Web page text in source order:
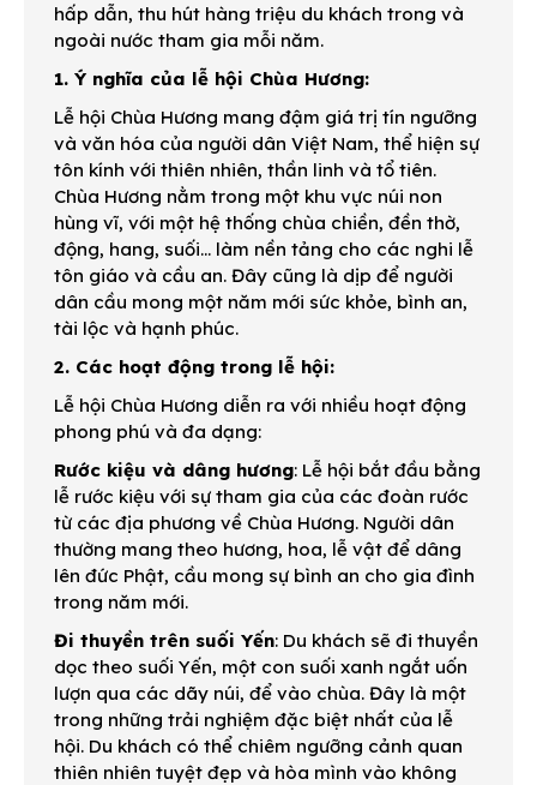
hấp dẫn, thu hút hàng triệu du khách trong và
ngoài nước tham gia mỗi năm.
1. Ý nghĩa của lễ hội Chùa Hương:
Lễ hội Chùa Hương mang đậm giá trị tín ngưỡng
và văn hóa của người dân Việt Nam, thể hiện sự
tôn kính với thiên nhiên, thần linh và tổ tiên.
Chùa Hương nằm trong một khu vực núi non
hùng vĩ, với một hệ thống chùa chiền, đền thờ,
động, hang, suối... làm nền tảng cho các nghi lễ
tôn giáo và cầu an. Đây cũng là dịp để người
dân cầu mong một năm mới sức khỏe, bình an,
tài lộc và hạnh phúc.
2. Các hoạt động trong lễ hội:
Lễ hội Chùa Hương diễn ra với nhiều hoạt động
phong phú và đa dạng:
Rước kiệu và dâng hương: Lễ hội bắt đầu bằng
lễ rước kiệu với sự tham gia của các đoàn rước
từ các địa phương về Chùa Hương. Người dân
thường mang theo hương, hoa, lễ vật để dâng
lên đức Phật, cầu mong sự bình an cho gia đình
trong năm mới.
Đi thuyền trên suối Yến: Du khách sẽ đi thuyền
dọc theo suối Yến, một con suối xanh ngắt uốn
lượn qua các dãy núi, để vào chùa. Đây là một
trong những trải nghiệm đặc biệt nhất của lễ
hội. Du khách có thể chiêm ngưỡng cảnh quan
thiên nhiên tuyệt đẹp và hòa mình vào không